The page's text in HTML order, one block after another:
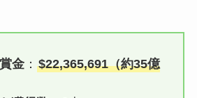
金： $22,365,691（約35億